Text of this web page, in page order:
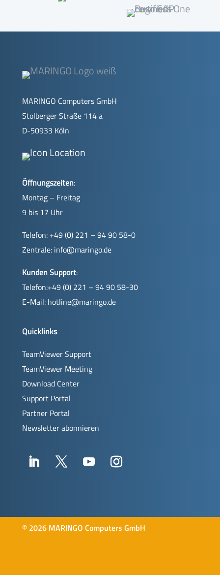
MARINGO Computers GmbH
Stolberger Straße 114 a
D-50933 Köln
Öffnungszeiten:
Montag – Freitag
9 bis 17 Uhr
Telefon: +49 (0) 221 – 94 90 58-0
Zentrale: info@maringo.de
Kunden Support:
Telefon:+49 (0) 221 – 94 90 58-30
E-Mail: hotline@maringo.de
Quicklinks
TeamViewer Support
TeamViewer Meeting
Download Center
Support Portal
Partner Portal
Newsletter abonnieren
© 2026 MARINGO Computers GmbH